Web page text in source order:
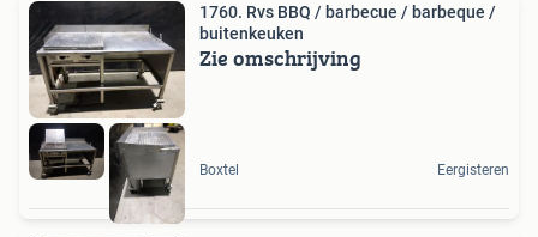
1760. Rvs BBQ / barbecue / barbeque /
buitenkeuken
Zie omschrijving
Boxtel Eergisteren